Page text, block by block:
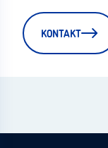
KONTAKT